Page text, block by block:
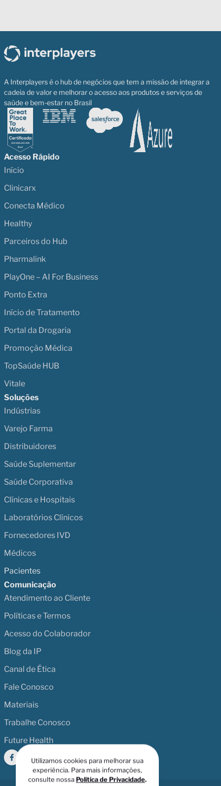
A Interplayers é o hub de negócios que tem a missão de integrar a
cadeia de valor e melhorar o acesso aos produtos e serviços de
saúde e bem-estar no Brasil
Acesso Rápido
Início
Clinicarx
Conecta Médico
Healthy
Parceiros do Hub
Pharmalink
PlayOne – AI For Business
Ponto Extra
Início de Tratamento
Portal da Drogaria
Promoção Médica
TopSaúde HUB
Vitale
Soluções
Indústrias
Varejo Farma
Distribuidores
Saúde Suplementar
Saúde Corporativa
Clínicas e Hospitais
Laboratórios Clínicos
Fornecedores IVD
Médicos
Pacientes
Comunicação
Atendimento ao Cliente
Políticas e Termos
Acesso do Colaborador
Blog da IP
Canal de Ética
Fale Conosco
Materiais
Trabalhe Conosco
Future Health
Utilizamos cookies para melhorar sua
experiência. Para mais informações,
consulte nossa Política de Privacidade